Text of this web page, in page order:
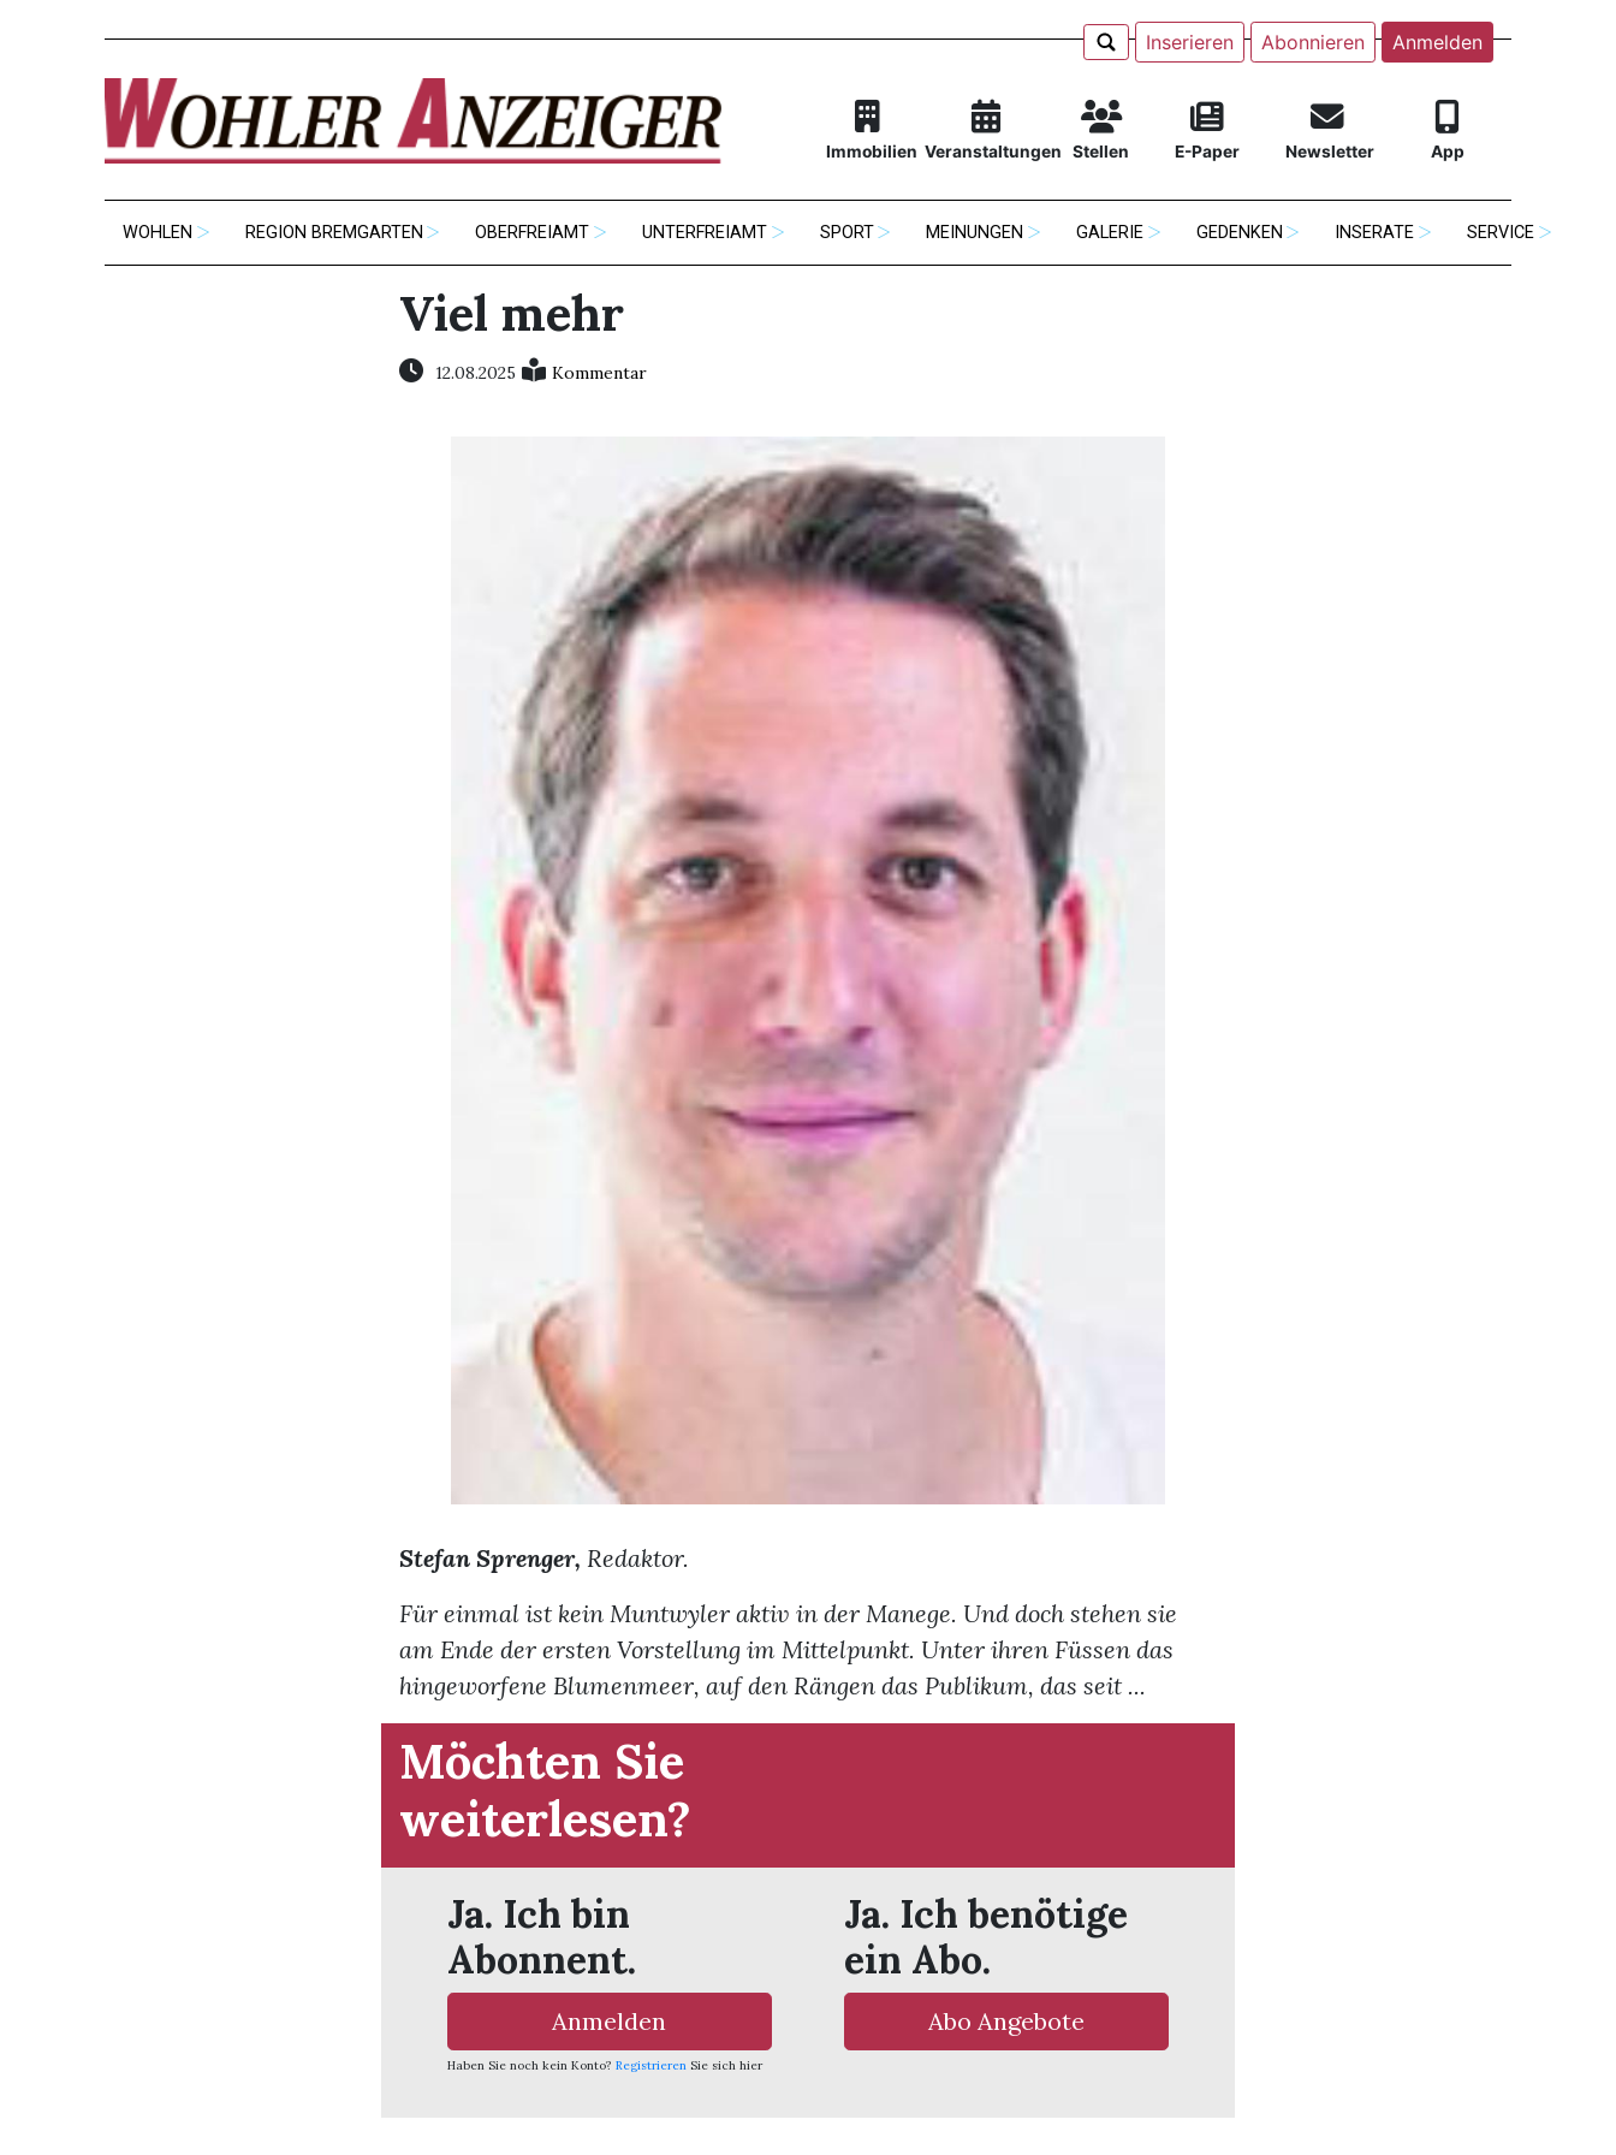
Inserieren Abonnieren Anmelden
Immobilien Veranstaltungen Stellen E-Paper Newsletter App
WOHLEN REGION BREMGARTEN OBERFREIAMT UNTERFREIAMT SPORT MEINUNGEN GALERIE GEDENKEN INSERATE SERVICE
Viel mehr
12.08.2025 Kommentar
Stefan Sprenger, Redaktor.
Für einmal ist kein Muntwyler aktiv in der Manege. Und doch stehen sie
am Ende der ersten Vorstellung im Mittelpunkt. Unter ihren Füssen das
hingeworfene Blumenmeer, auf den Rängen das Publikum, das seit ...
Möchten Sie
weiterlesen?
Ja. Ich bin
Abonnent.
Anmelden
Haben Sie noch kein Konto? Registrieren Sie sich hier
Ja. Ich benötige
ein Abo.
Abo Angebote